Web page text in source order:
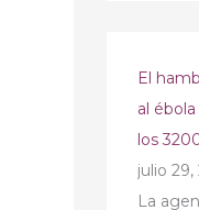
El
al
los
julio 29,
La